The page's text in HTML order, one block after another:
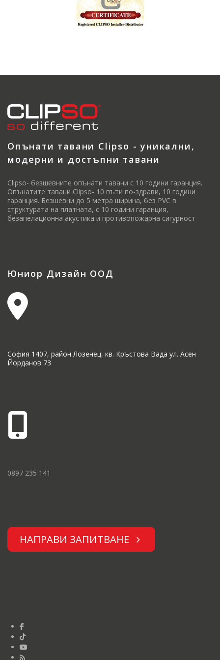
Опънати тавани Clipso - уникални,
модерни и достъпни тавани
Clipso- безшевните опънати тавани с 10 години гаранция.
Опънатите тавани Clipso- 10 пъти по-здрави, 10 години
гаранция. Безшевни до 5 метра ширина, без PVC в
структурата на платната, с 10 години гаранция,
безапелационна акустика и противопожарна сигурност
Юниор Дизайн ООД
София 1407, район Лозенец, кв. Кръстова Вада ул. Асен
Йорданов 73
0897 235 141
НАПРАВИ ЗАПИТВАНЕ